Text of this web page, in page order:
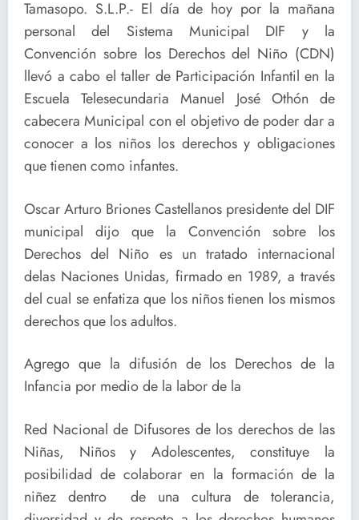
Tamasopo. S.L.P.- El día de hoy por la mañana
personal del Sistema Municipal DIF y la
Convención sobre los Derechos del Niño (CDN)
llevó a cabo el taller de Participación Infantil en la
Escuela Telesecundaria Manuel José Othón de
cabecera Municipal con el objetivo de poder dar a
conocer a los niños los derechos y obligaciones
que tienen como infantes.
Oscar Arturo Briones Castellanos presidente del DIF
municipal dijo que la Convención sobre los
Derechos del Niño es un tratado internacional
delas Naciones Unidas, firmado en 1989, a través
del cual se enfatiza que los niños tienen los mismos
derechos que los adultos.
Agrego que la difusión de los Derechos de la
Infancia por medio de la labor de la
Red Nacional de Difusores de los derechos de las
Niñas, Niños y Adolescentes, constituye la
posibilidad de colaborar en la formación de la
niñez dentro de una cultura de tolerancia,